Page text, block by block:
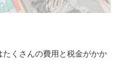
くさんの費用と税金がかか